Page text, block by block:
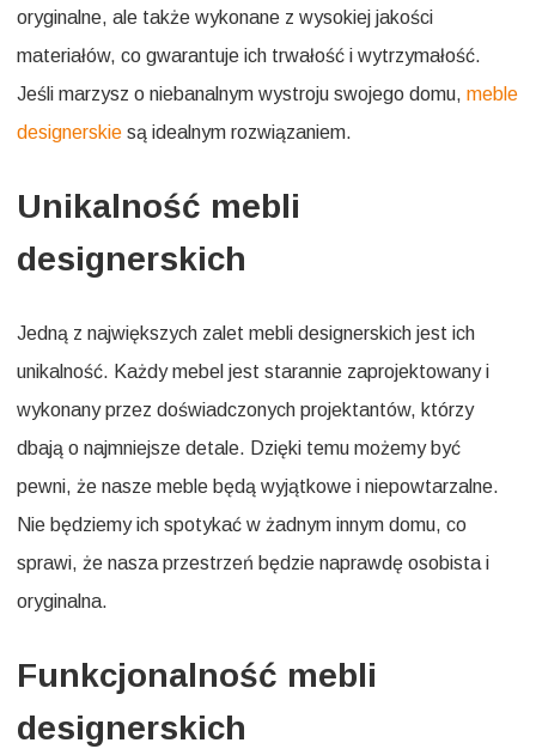
oryginalne, ale także wykonane z wysokiej jakości
materiałów, co gwarantuje ich trwałość i wytrzymałość.
Jeśli marzysz o niebanalnym wystroju swojego domu, meble
designerskie są idealnym rozwiązaniem.
Unikalność mebli
designerskich
Jedną z największych zalet mebli designerskich jest ich
unikalność. Każdy mebel jest starannie zaprojektowany i
wykonany przez doświadczonych projektantów, którzy
dbają o najmniejsze detale. Dzięki temu możemy być
pewni, że nasze meble będą wyjątkowe i niepowtarzalne.
Nie będziemy ich spotykać w żadnym innym domu, co
sprawi, że nasza przestrzeń będzie naprawdę osobista i
oryginalna.
Funkcjonalność mebli
designerskich